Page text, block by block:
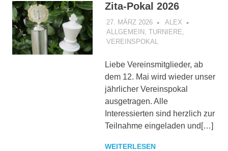
Zita-Pokal 2026
27. MÄRZ 2026
ALEX
ALLGEMEIN, TURNIERE
VEREINSPOKAL
Liebe Vereinsmitglieder, ab
dem 12. Mai wird wieder unser
jährlicher Vereinspokal
ausgetragen. Alle
Interessierten sind herzlich zur
Teilnahme eingeladen und[…]
WEITERLESEN